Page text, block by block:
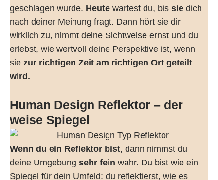
geschlagen wurde. Heute wartest du, bis sie dich
nach deiner Meinung fragt. Dann hört sie dir
wirklich zu, nimmt deine Sichtweise ernst und du
erlebst, wie wertvoll deine Perspektive ist, wenn
sie zur richtigen Zeit am richtigen Ort geteilt
wird.
Human Design Reflektor – der
weise Spiegel
Wenn du ein Reflektor bist, dann nimmst du
deine Umgebung sehr fein wahr. Du bist wie ein
Spiegel für dein Umfeld: du reflektierst, wie es